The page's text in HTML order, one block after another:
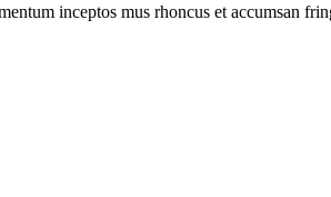
inceptos mus rhoncus et accumsan